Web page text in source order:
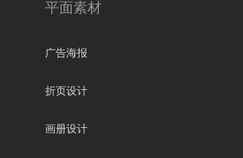
平面素材
广告海报
折页设计
画册设计